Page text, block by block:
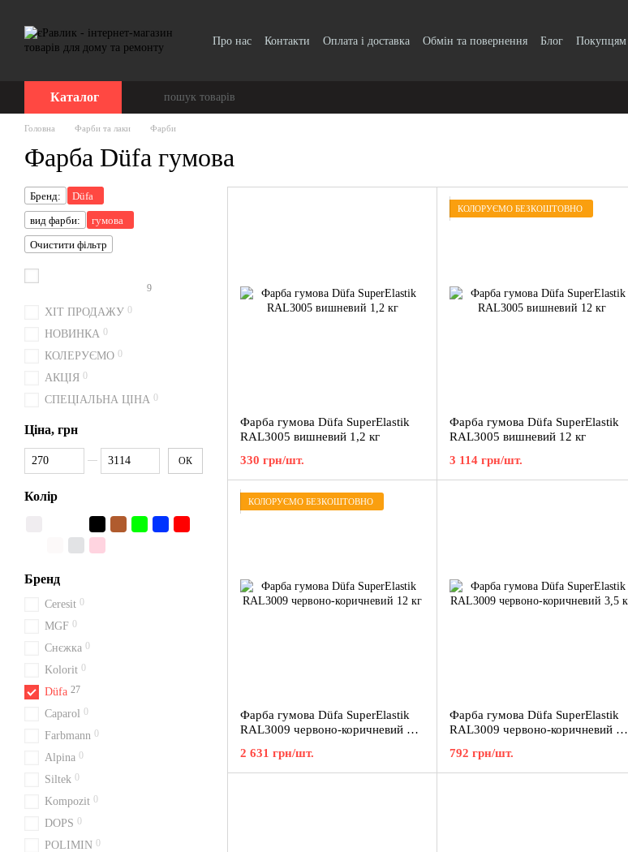
Про нас Контакти Оплата і доставка Обмін та повернення Блог Покупцям
Каталог
Головна Фарби та лаки Фарби
Фарба Düfa гумова
Фарба гумова Düfa SuperElastik
RAL3005 вишневий 1,2 кг
330 грн/шт.
КОЛОРУЄМО БЕЗКОШТОВНО
Фарба гумова Düfa SuperElastik
RAL3005 вишневий 12 кг
3 114 грн/шт.
КОЛОРУЄМО БЕЗКОШТОВНО
Фарба гумова Düfa SuperElastik
RAL3009 червоно-коричневий 12
2 631 грн/шт.
Фарба гумова Düfa SuperElastik
RAL3009 червоно-коричневий 3,5
792 грн/шт.
Бренд:
Düfa
вид фарби:
гумова
Очистити фільтр
9
ХІТ ПРОДАЖУ 0
НОВИНКА 0
КОЛЕРУЄМО 0
АКЦІЯ 0
СПЕЦІАЛЬНА ЦІНА 0
Ціна, грн
Від Ціна, грн
До Ціна, грн
ОК
Колір
Бренд
Ceresit 0
MGF 0
Снєжка 0
Kolorit 0
Düfa 27
Caparol 0
Farbmann 0
Alpina 0
Siltek 0
Kompozit 0
DOPS 0
POLIMIN 0